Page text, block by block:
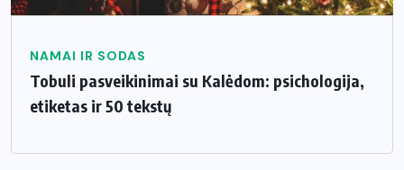
NAMAI IR SODAS
Tobuli pasveikinimai su Kalėdom: psichologija,
etiketas ir 50 tekstų